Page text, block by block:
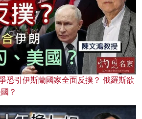
恐引伊斯蘭國家全面反撲？ 俄羅斯欲
？